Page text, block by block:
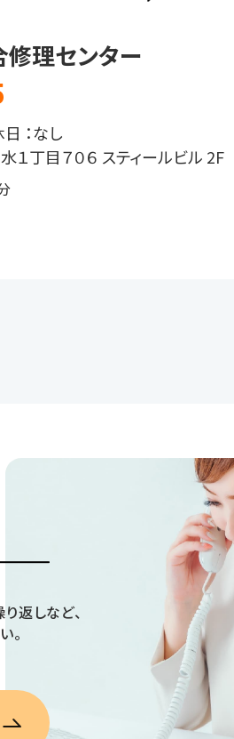
修理センター
：なし
丁目７０６ スティールビル 2F
返しなど、
。